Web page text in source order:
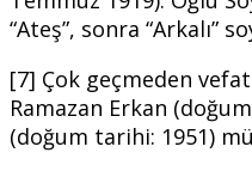
“Ateş”, sonra “Arkalı”
[7] Çok geçmeden
Ramazan Erkan
(doğum tarihi: 1951)